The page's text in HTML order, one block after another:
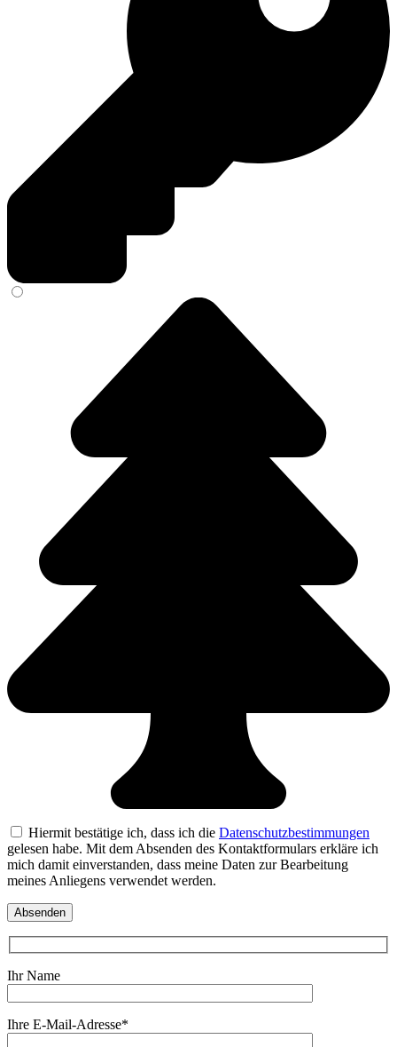
Hiermit bestätige ich, dass ich die Datenschutzbestimmungen
gelesen habe. Mit dem Absenden des Kontaktformulars erkläre ich
mich damit einverstanden, dass meine Daten zur Bearbeitung
meines Anliegens verwendet werden.
Ihr Name
Ihre E-Mail-Adresse*